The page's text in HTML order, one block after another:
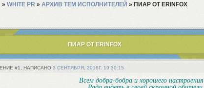
» WHITE PR » АРХИВ ТЕМ ИСПОЛНИТЕЛЕЙ » ПИАР ОТ ERINFOX
ПИАР ОТ ERINFOX
1 3 СЕНТЯБРЯ, 2018Г. 19:30:15
Всем добра-бобра и хорошего